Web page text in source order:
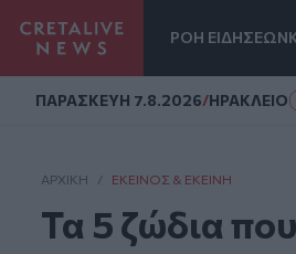
ΡΟΗ ΕΙΔΗΣΕΩΝ
ΠΑΡΑΣΚΕΥΗ 7.8.2026/ΗΡΑΚΛΕΙΟ
ΑΡΧΙΚΗ / ΕΚΕΊΝΟΣ & ΕΚΕΊΝΗ
Τα 5 ζώδια